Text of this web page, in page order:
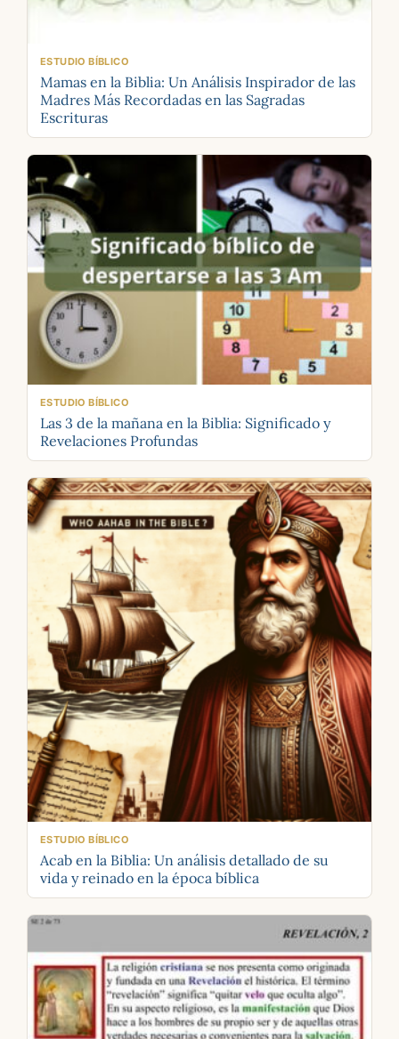
ESTUDIO BÍBLICO
Mamas en la Biblia: Un Análisis Inspirador de las
Madres Más Recordadas en las Sagradas
Escrituras
ESTUDIO BÍBLICO
Las 3 de la mañana en la Biblia: Significado y
Revelaciones Profundas
ESTUDIO BÍBLICO
Acab en la Biblia: Un análisis detallado de su
vida y reinado en la época bíblica